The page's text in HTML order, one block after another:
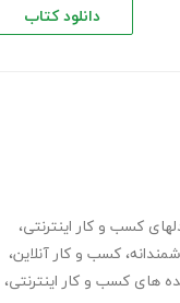
دانلود کتاب
کسب و کار اینترنتی،
، کسب و کار آنلاین،
های کسب و کار اینترنتی،